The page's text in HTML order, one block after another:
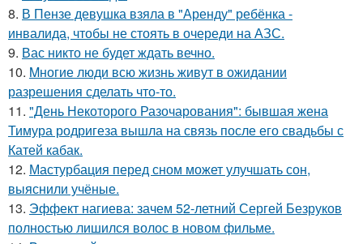
8. В Пензе девушка взяла в "Аренду" ребёнка -
инвалида, чтобы не стоять в очереди на АЗС.
9. Вас никто не будет ждать вечно.
10. Mногие люди всю жизнь живут в ожидании
разрешения сделать что-то.
11. "День Некоторого Разочарования": бывшая жена
Тимура родригеза вышла на связь после его свадьбы с
Катей кабак.
12. Мастурбация перед сном может улучшать сон,
выяснили учёные.
13. Эффект нагиева: зачем 52-летний Сергей Безруков
полностью лишился волос в новом фильме.